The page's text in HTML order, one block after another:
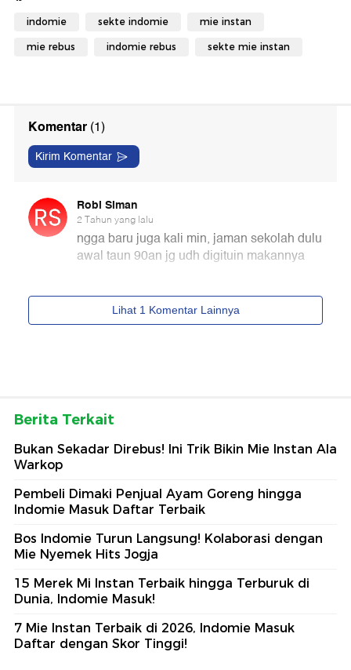
indomie sekte indomie mie instan
mie rebus indomie rebus sekte mie instan
Berita Terkait
Bukan Sekadar Direbus! Ini Trik Bikin Mie Instan Ala
Warkop
Pembeli Dimaki Penjual Ayam Goreng hingga
Indomie Masuk Daftar Terbaik
Bos Indomie Turun Langsung! Kolaborasi dengan
Mie Nyemek Hits Jogja
15 Merek Mi Instan Terbaik hingga Terburuk di
Dunia, Indomie Masuk!
7 Mie Instan Terbaik di 2026, Indomie Masuk
Daftar dengan Skor Tinggi!